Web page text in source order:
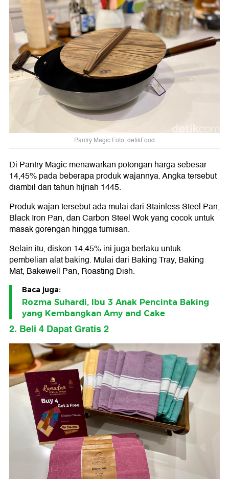
Pantry Magic Foto: detikFood
Di Pantry Magic menawarkan potongan harga sebesar
14,45% pada beberapa produk wajannya. Angka tersebut
diambil dari tahun hijriah 1445.
Produk wajan tersebut ada mulai dari Stainless Steel Pan,
Black Iron Pan, dan Carbon Steel Wok yang cocok untuk
masak gorengan hingga tumisan.
Selain itu, diskon 14,45% ini juga berlaku untuk
pembelian alat baking. Mulai dari Baking Tray, Baking
Mat, Bakewell Pan, Roasting Dish.
Baca juga:
Rozma Suhardi, Ibu 3 Anak Pencinta Baking
yang Kembangkan Amy and Cake
2. Beli 4 Dapat Gratis 2